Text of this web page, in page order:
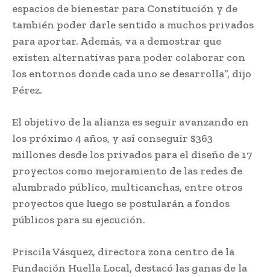
espacios de bienestar para Constitución y de
también poder darle sentido a muchos privados
para aportar. Además, va a demostrar que
existen alternativas para poder colaborar con
los entornos donde cada uno se desarrolla”, dijo
Pérez.
El objetivo de la alianza es seguir avanzando en
los próximo 4 años, y así conseguir $363
millones desde los privados para el diseño de 17
proyectos como mejoramiento de las redes de
alumbrado público, multicanchas, entre otros
proyectos que luego se postularán a fondos
públicos para su ejecución.
Priscila Vásquez, directora zona centro de la
Fundación Huella Local, destacó las ganas de la